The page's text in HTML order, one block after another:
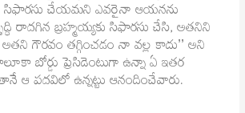
సిఫారసు చేయమని ఎవరైనా ఆయనను
రాదగిన బ్రహ్మయ్యకు సిఫారసు చేసి, అతనిని
గౌరవం తగ్గించడం నా వల్ల కాదు’’ అని
బోర్డు ప్రెసిడెంటుగా ఉన్నా ఏ ఇతర
ఆ పదవిలో ఉన్నట్టు ఆనందించేవారు.